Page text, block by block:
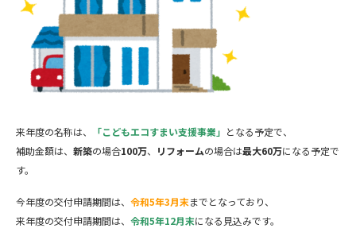
来年度の名称は、 「こどもエコすまい支援事業」 となる予定で、
補助金額は、 新築の場合100万、 リフォームの場合は最大60万になる予定で
す。
今年度の交付申請期間は、 令和5年3月末までとなっており、
来年度の交付申請期間は、 令和5年12月末になる見込みです。